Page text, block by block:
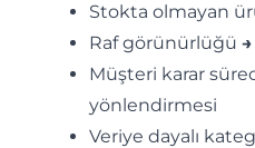
Stokta olmayan
Raf görünürlüğü →
Müşteri karar
yönlendirmesi
Veriye dayalı